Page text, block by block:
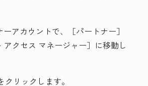
ーアカウントで、［パートナー］
アクセス マネージャー］に移動し
クリックします。